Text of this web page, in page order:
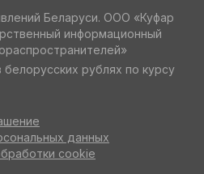
Беларуси. ООО «Куфар
информационный
рублях по курсу
данных
cookie